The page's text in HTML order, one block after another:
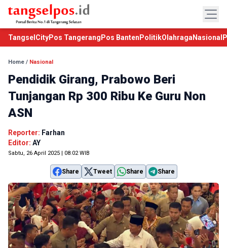
TangselCityPos Tangerang Pos Banten PolitikOlahraga Nasional
Home / Nasional
Pendidik Girang, Prabowo Beri
Tunjangan Rp 300 Ribu Ke Guru Non
ASN
Reporter: Farhan
Editor: AY
Sabtu, 26 April 2025 | 08:02 WIB
Share Tweet Share Share